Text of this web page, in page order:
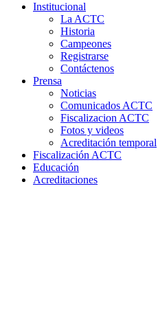
Institucional
La ACTC
Historia
Campeones
Registrarse
Contáctenos
Prensa
Noticias
Comunicados ACTC
Fiscalizacion ACTC
Fotos y videos
Acreditación temporal
Fiscalización ACTC
Educación
Acreditaciones